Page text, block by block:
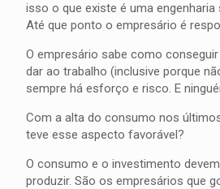
isso o que existe é uma
Até que ponto o empresário é
O empresário sabe como
dar ao trabalho (inclusive porque
sempre há esforço e risco. E
Com a alta do consumo nos
teve esse aspecto favorável?
O consumo e o investimento
produzir. São os empresários que